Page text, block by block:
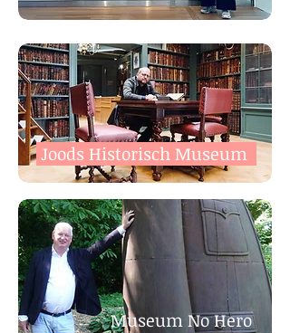
Joods Historisch Museum
Museum No Hero